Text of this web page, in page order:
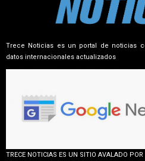
Trece Noticias es un portal de noticias
datos internacionales actualizados
TRECE NOTICIAS ES UN SITIO AVALADO POR